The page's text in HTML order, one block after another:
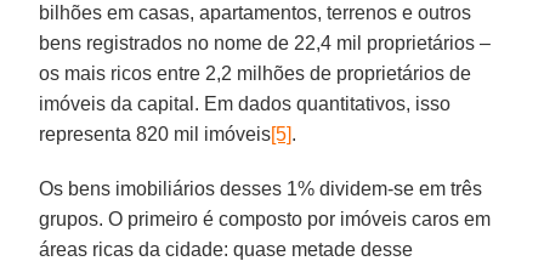
bilhões em casas, apartamentos, terrenos e outros
bens registrados no nome de 22,4 mil proprietários –
os mais ricos entre 2,2 milhões de proprietários de
imóveis da capital. Em dados quantitativos, isso
representa 820 mil imóveis[5].
Os bens imobiliários desses 1% dividem-se em três
grupos. O primeiro é composto por imóveis caros em
áreas ricas da cidade: quase metade desse